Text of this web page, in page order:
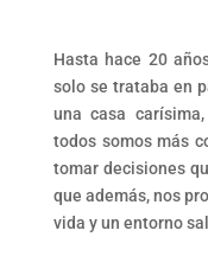
Hasta hace 20
solo se trataba en
una casa
todos somos más
tomar decisiones
que además, nos
vida y un entorno